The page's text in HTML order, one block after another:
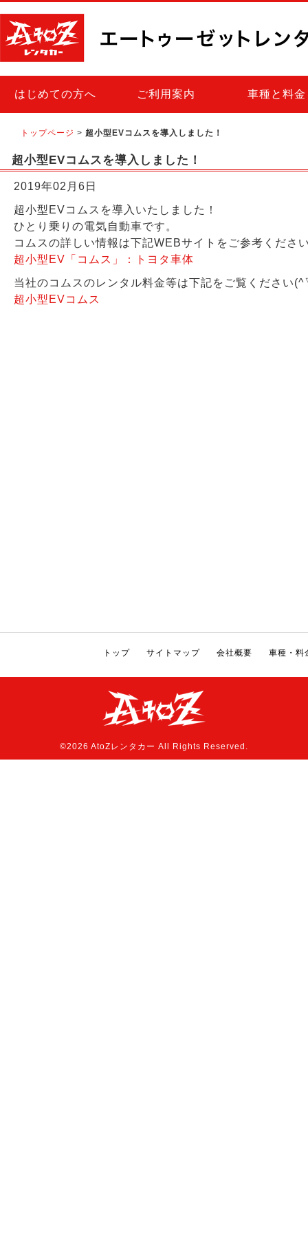
はじめての方へ ご利用案内 車種と料金
トップページ > 超小型EVコムスを導入しました！
超小型EVコムスを導入しました！
2019年02月6日
超小型EVコムスを導入いたしました！
ひとり乗りの電気自動車です。
コムスの詳しい情報は下記WEBサイトをご参考くださ
超小型EV「コムス」：トヨタ車体
当社のコムスのレンタル料金等は下記をご覧ください
超小型EVコムス
トップ サイトマップ 会社概要 車種・料
©2026 AtoZレンタカー All Rights Reserved.